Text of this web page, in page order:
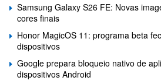
Samsung Galaxy S26 FE: Novas
cores finais
Honor MagicOS 11: programa beta
dispositivos
Google prepara bloqueio nativo de
dispositivos Android